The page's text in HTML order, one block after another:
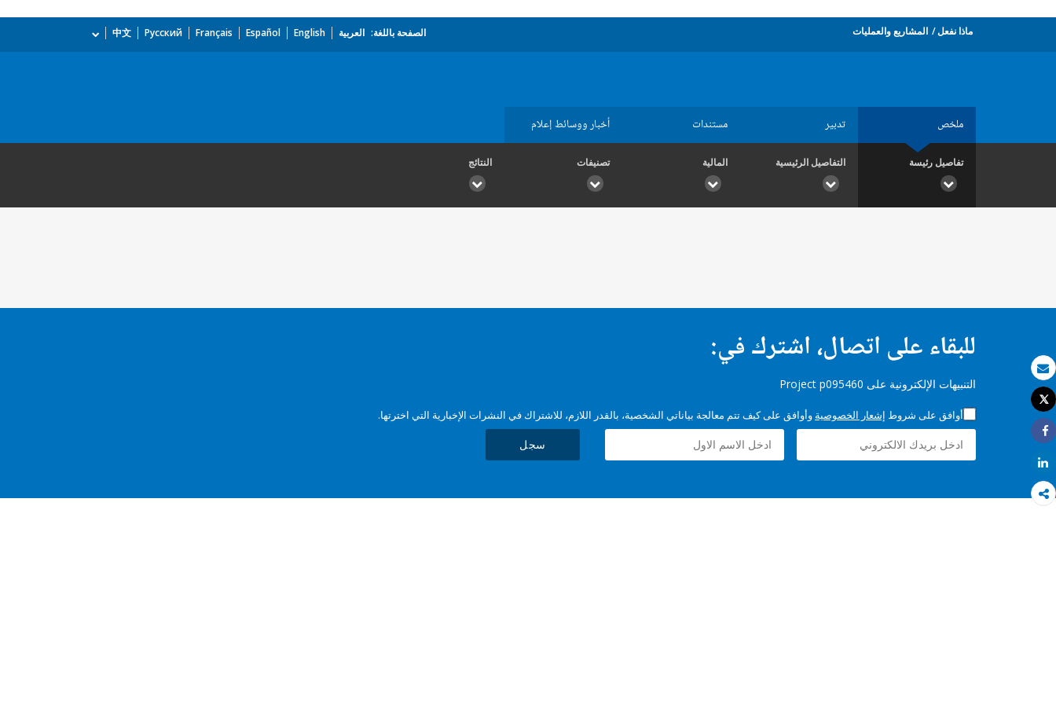
بريد الكتروني
طباعة
Tweet
Share
Share
ماذا نفعل المشاريع والعمليات الصفحة باللغة: العربية English
Español
Français
Русский
中文
ملخص تدبير مستندات أخبار ووسائط إعلام
تفاصيل رئيسة التفاصيل الرئيسية المالية تصنيفات النتائج
للبقاء على اتصال، اشترك في:
التنبيهات الإلكترونية على Project p095460
أوافق على شروط إشعار الخصوصية وأوافق على كيف تتم معالجة بياناتي الشخصية، بالقدر اللازم، للاشتراك في النشرات الإخبارية التي اخترتها.
سجل